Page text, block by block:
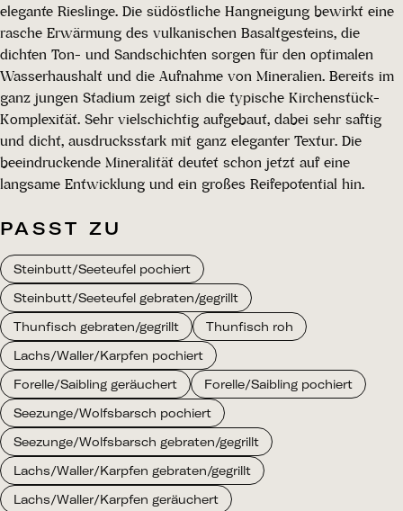
elegante Rieslinge. Die südöstliche Hangneigung bewirkt eine
rasche Erwärmung des vulkanischen Basaltgesteins, die
dichten Ton- und Sandschichten sorgen für den optimalen
Wasserhaushalt und die Aufnahme von Mineralien. Bereits im
ganz jungen Stadium zeigt sich die typische Kirchenstück-
Komplexität. Sehr vielschichtig aufgebaut, dabei sehr saftig
und dicht, ausdrucksstark mit ganz eleganter Textur. Die
beeindruckende Mineralität deutet schon jetzt auf eine
langsame Entwicklung und ein großes Reifepotential hin.
PASST ZU
Steinbutt/Seeteufel pochiert
Steinbutt/Seeteufel gebraten/gegrillt
Thunfisch gebraten/gegrillt
Thunfisch roh
Lachs/Waller/Karpfen pochiert
Forelle/Saibling geräuchert
Forelle/Saibling pochiert
Seezunge/Wolfsbarsch pochiert
Seezunge/Wolfsbarsch gebraten/gegrillt
Lachs/Waller/Karpfen gebraten/gegrillt
Lachs/Waller/Karpfen geräuchert